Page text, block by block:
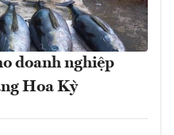
doanh nghiệp
Hoa Kỳ